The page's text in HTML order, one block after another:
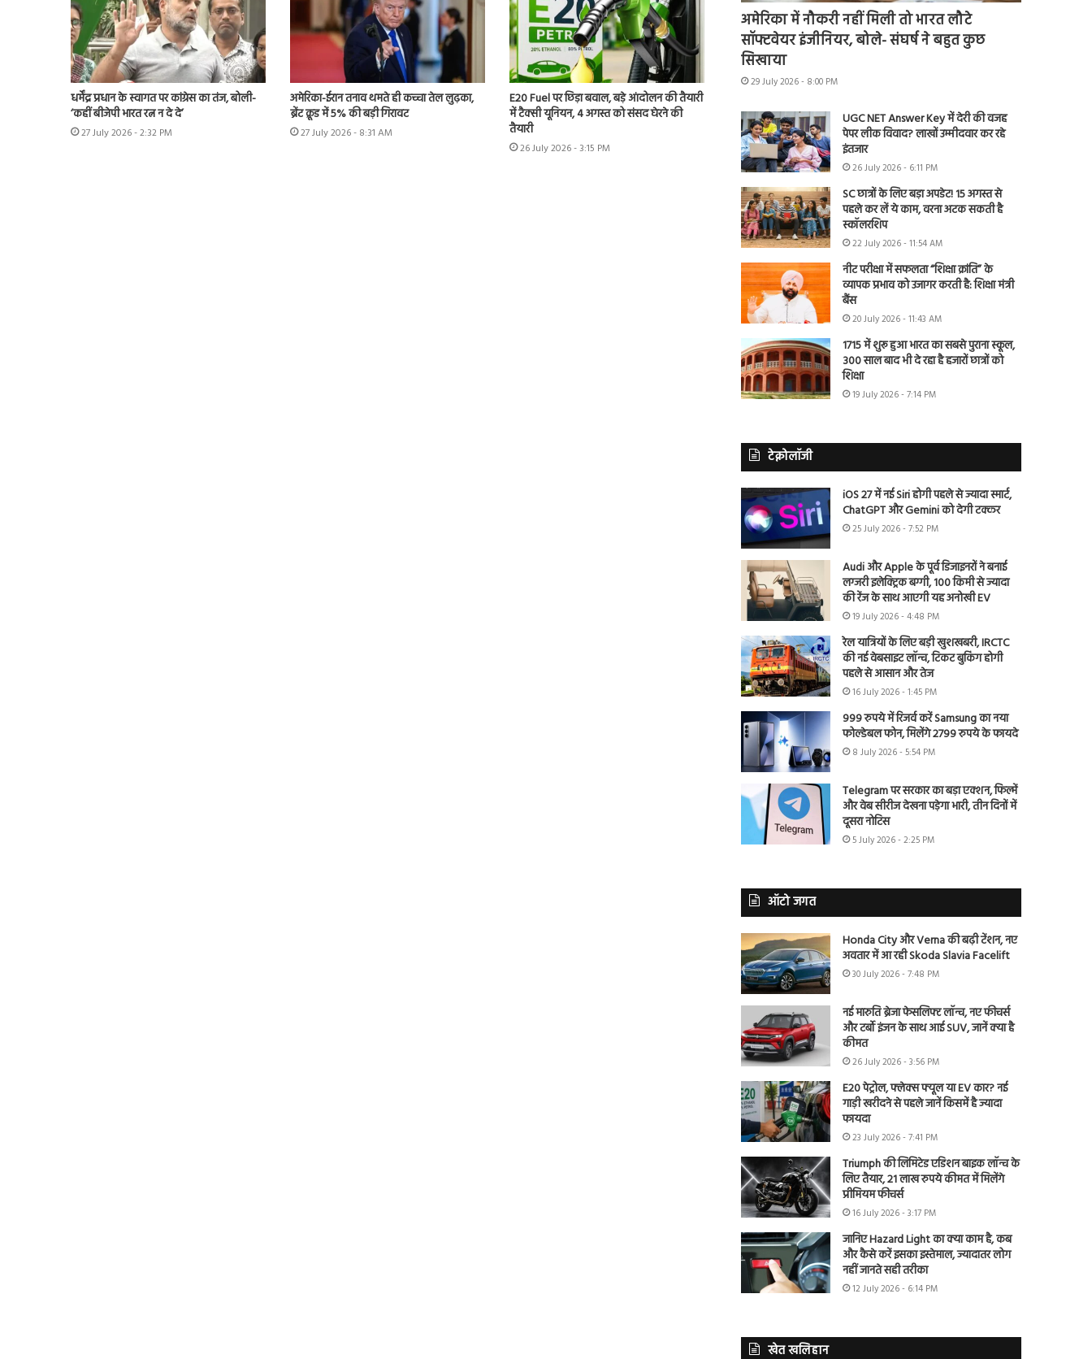
धर्मेंद्र प्रधान के स्वागत पर कांग्रेस का तंज, बोली-
‘कहीं बीजेपी भारत रत्न न दे दे’
27 July 2026 - 2:32 PM
अमेरिका-ईरान तनाव थमते ही कच्चा तेल लुढ़का,
ब्रेंट क्रूड में 5% की बड़ी गिरावट
27 July 2026 - 8:31 AM
E20 Fuel पर छिड़ा बवाल, बड़े आंदोलन की तैयारी
में टैक्सी यूनियन, 4 अगस्त को संसद घेरने की
तैयारी
26 July 2026 - 3:15 PM
अमेरिका में नौकरी नहीं मिली तो भारत लौटे
सॉफ्टवेयर इंजीनियर, बोले- संघर्ष ने बहुत कुछ
सिखाया
29 July 2026 - 8:00 PM
UGC NET Answer Key में देरी की वजह
पेपर लीक विवाद? लाखों उम्मीदवार कर रहे
इंतजार
26 July 2026 - 6:11 PM
SC छात्रों के लिए बड़ा अपडेट! 15 अगस्त से
पहले कर लें ये काम, वरना अटक सकती है
स्कॉलरशिप
22 July 2026 - 11:54 AM
नीट परीक्षा में सफलता “शिक्षा क्रांति” के
व्यापक प्रभाव को उजागर करती है: शिक्षा मंत्री
बैंस
20 July 2026 - 11:43 AM
1715 में शुरू हुआ भारत का सबसे पुराना स्कूल,
300 साल बाद भी दे रहा है हजारों छात्रों को
शिक्षा
19 July 2026 - 7:14 PM
टेक्नोलॉजी
iOS 27 में नई Siri होगी पहले से ज्यादा स्मार्ट,
ChatGPT और Gemini को देगी टक्कर
25 July 2026 - 7:52 PM
Audi और Apple के पूर्व डिजाइनरों ने बनाई
लग्जरी इलेक्ट्रिक बग्गी, 100 किमी से ज्यादा
की रेंज के साथ आएगी यह अनोखी EV
19 July 2026 - 4:48 PM
रेल यात्रियों के लिए बड़ी खुशखबरी, IRCTC
की नई वेबसाइट लॉन्च, टिकट बुकिंग होगी
पहले से आसान और तेज
16 July 2026 - 1:45 PM
999 रुपये में रिजर्व करें Samsung का नया
फोल्डेबल फोन, मिलेंगे 2799 रुपये के फायदे
8 July 2026 - 5:54 PM
Telegram पर सरकार का बड़ा एक्शन, फिल्में
और वेब सीरीज देखना पड़ेगा भारी, तीन दिनों में
दूसरा नोटिस
5 July 2026 - 2:25 PM
ऑटो जगत
Honda City और Verna की बढ़ी टेंशन, नए
अवतार में आ रही Skoda Slavia Facelift
30 July 2026 - 7:48 PM
नई मारुति ब्रेजा फेसलिफ्ट लॉन्च, नए फीचर्स
और टर्बो इंजन के साथ आई SUV, जानें क्या है
कीमत
26 July 2026 - 3:56 PM
E20 पेट्रोल, फ्लेक्स फ्यूल या EV कार? नई
गाड़ी खरीदने से पहले जानें किसमें है ज्यादा
फायदा
23 July 2026 - 7:41 PM
Triumph की लिमिटेड एडिशन बाइक लॉन्च के
लिए तैयार, 21 लाख रुपये कीमत में मिलेंगे
प्रीमियम फीचर्स
16 July 2026 - 3:17 PM
जानिए Hazard Light का क्या काम है, कब
और कैसे करें इसका इस्तेमाल, ज्यादातर लोग
नहीं जानते सही तरीका
12 July 2026 - 6:14 PM
खेत खलिहान